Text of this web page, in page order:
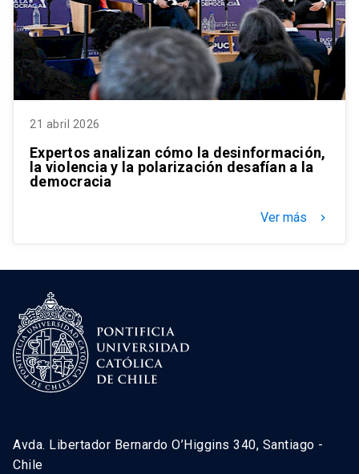
21 abril 2026
Expertos analizan cómo la desinformación,
la violencia y la polarización desafían a la
democracia
Ver más keyboard_arrow_right
Avda. Libertador Bernardo O’Higgins 340, Santiago -
Chile